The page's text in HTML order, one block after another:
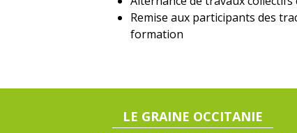
Remise aux participants des
formation
LE GRAINE OCCITANIE